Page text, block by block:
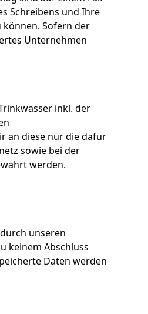
Schreibens und Ihre
können. Sofern der
Unternehmen
inkl. der
an diese nur die dafür
sowie bei der
werden.
unseren
keinem Abschluss
Daten werden